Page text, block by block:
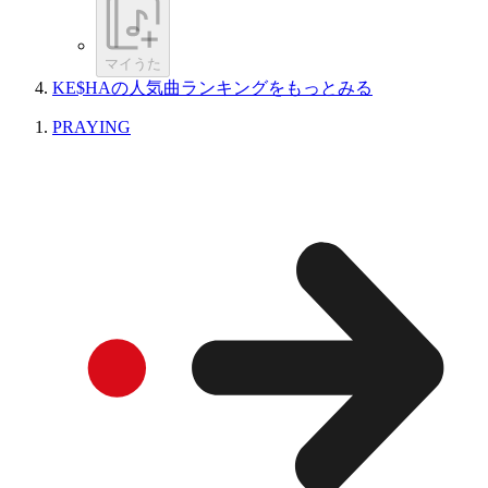
マイうた
KE$HAの人気曲ランキングをもっとみる
PRAYING